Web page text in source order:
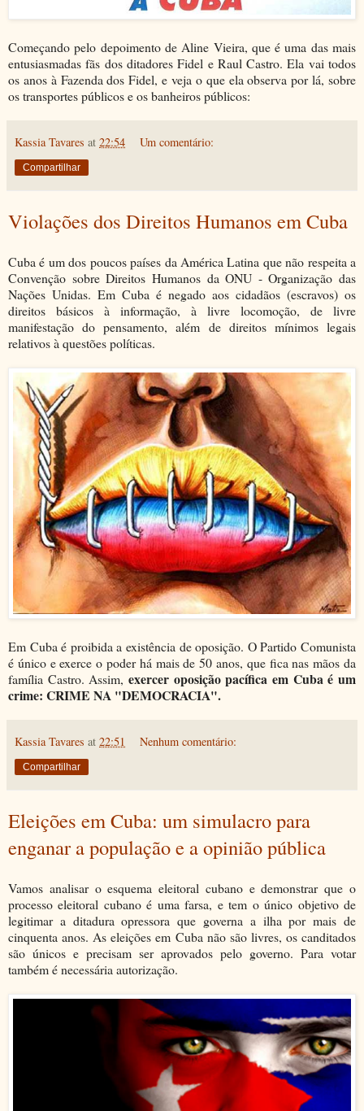
Começando pelo depoimento de Aline Vieira, que é uma das mais
entusiasmadas fãs dos ditadores Fidel e Raul Castro. Ela vai todos
os anos à Fazenda dos Fidel, e veja o que ela observa por lá, sobre
os transportes públicos e os banheiros públicos:
Kassia Tavares at 22:54 Um comentário:
Compartilhar
Violações dos Direitos Humanos em Cuba
Cuba é um dos poucos países da América Latina que não respeita a
Convenção sobre Direitos Humanos da ONU - Organização das
Nações Unidas. Em Cuba é negado aos cidadãos (escravos) os
direitos básicos à informação, à livre locomoção, de livre
manifestação do pensamento, além de direitos mínimos legais
relativos à questões políticas.
Em Cuba é proibida a existência de oposição. O Partido Comunista
é único e exerce o poder há mais de 50 anos, que fica nas mãos da
família Castro. Assim, exercer oposição pacífica em Cuba é um
crime: CRIME NA "DEMOCRACIA".
Kassia Tavares at 22:51 Nenhum comentário:
Compartilhar
Eleições em Cuba: um simulacro para
enganar a população e a opinião pública
Vamos analisar o esquema eleitoral cubano e demonstrar que o
processo eleitoral cubano é uma farsa, e tem o único objetivo de
legitimar a ditadura opressora que governa a ilha por mais de
cinquenta anos. As eleições em Cuba não são livres, os canditados
são únicos e precisam ser aprovados pelo governo. Para votar
também é necessária autorização.